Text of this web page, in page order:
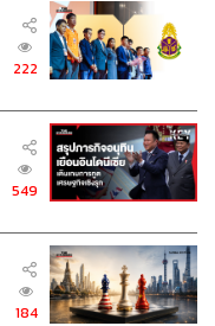
222
549
184